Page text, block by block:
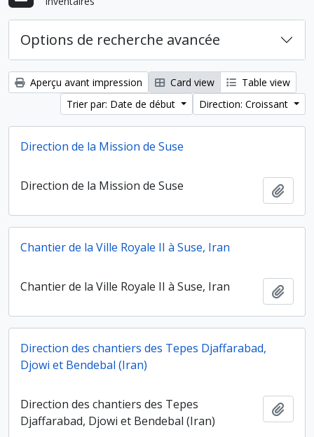
Options de recherche avancée
Aperçu avant impression Card view
Table view
Trier par: Date de début
Direction: Croissant
Direction de la Mission de Suse
Direction de la Mission de Suse
Chantier de la Ville Royale II à Suse, Iran
Chantier de la Ville Royale II à Suse, Iran
Direction des chantiers des Tepes Djaffarabad,
Djowi et Bendebal (Iran)
Direction des chantiers des Tepes
Djaffarabad, Djowi et Bendebal (Iran)